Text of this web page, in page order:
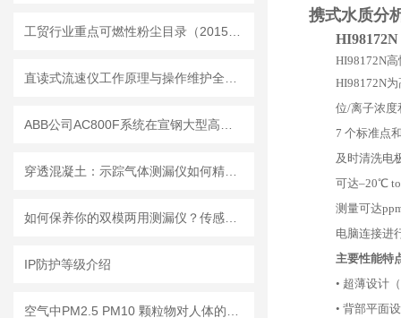
IP防护等级介绍
携式水质分
HI98172N
HI98172N
位/离子浓度
7 个标准点
及时清洗电
可达–20℃
测量可达
电脑连接进
主要性能特
• 超薄设计
• 背部平面